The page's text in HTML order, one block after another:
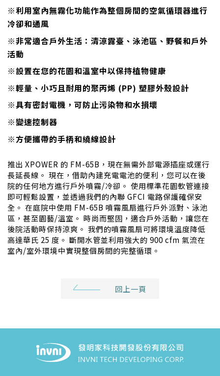
※利用室內無霧化功能作為整個房間的空氣循環器進行
冷卻和通風
※非常適合戶外生活：清涼露臺、泳池區、野餐和戶外
活動
※設置在您的花園和溫室中以保持植物健康
※輕量、小巧且耐用的聚丙烯 (PP) 塑膠外殼設計
※具有密封電機，可防止污染物和水損壞
※變速控制器
※方便攜帶的手柄和繞線設計
推出 XPOWER 的 FM-65B，現在無需外部電源插座或運行
長延長線。 現在，借助內建充電電池的便利，您可以在後
院的任何地方進行戶外噴霧/冷卻。 使用標準花園軟管連接
即可輕鬆設置，並透過我們的內聯 GFCI 電路保護確保安
全。 在庭院中使用 FM-65B 噴霧風扇進行戶外派對、泳池
區，甚至園藝/溫室。 時尚而堅固，適合戶外活動，讓您在
後院活動時保持涼爽。 我們的噴霧風扇可將環境溫度降低
高達華氏 25 度。 斷開水管並利用強大的 900 cfm 氣流在
室內/室外環境中實現整個房間的完整循環。
回上一頁